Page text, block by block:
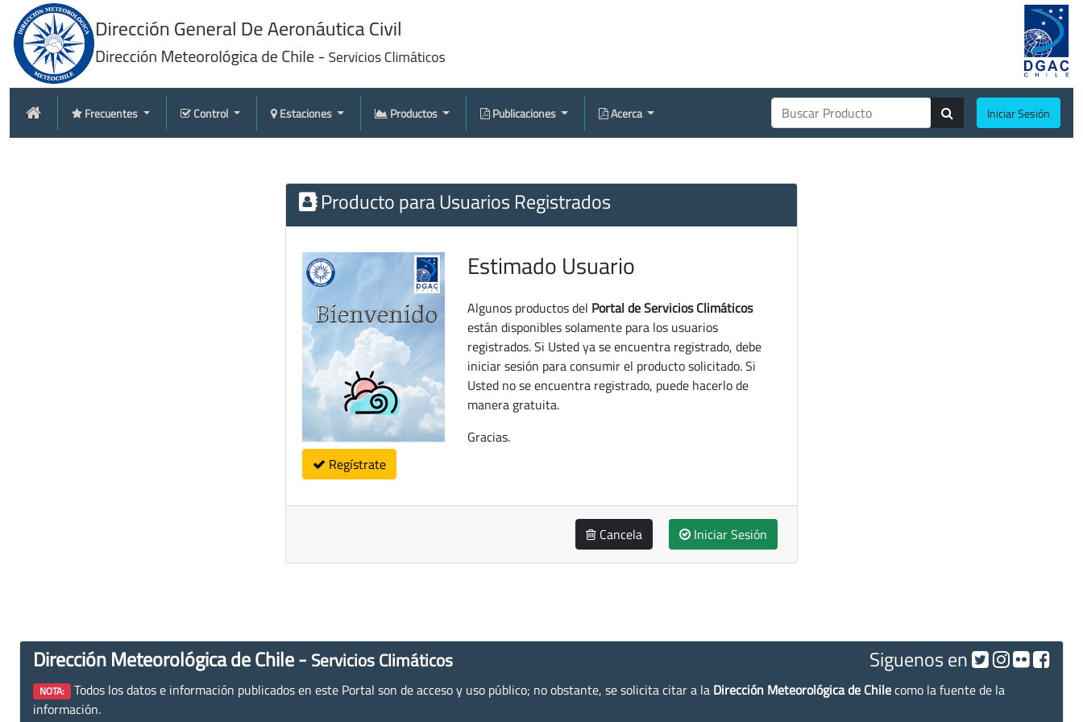
Frecuentes Control Estaciones Productos Publicaciones Acerca Iniciar Sesión
Producto para Usuarios Registrados
Regístrate
Estimado Usuario
Algunos productos del Portal de Servicios Climáticos
están disponibles solamente para los usuarios
registrados. Si Usted ya se encuentra registrado, debe
iniciar sesión para consumir el producto solicitado. Si
Usted no se encuentra registrado, puede hacerlo de
manera gratuita.
Gracias.
Cancela Iniciar Sesión
Dirección Meteorológica de Chile - Servicios Climáticos Siguenos en
NOTA: Todos los datos e información publicados en este Portal son de acceso y uso público; no obstante, se solicita citar a la Dirección Meteorológica de Chilecomo la fuente de la
información.